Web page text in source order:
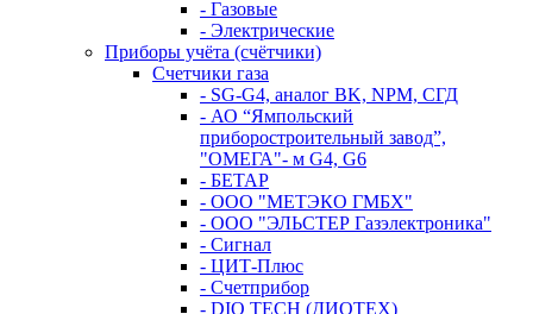
- Газовые
- Электрические
Приборы учёта (счётчики)
Счетчики газа
- SG-G4, аналог BK, NPM, СГД
- АО “Ямпольский
приборостроительный завод”,
"ОМЕГА"- м G4, G6
- БЕТАР
- ООО "МЕТЭКО ГМБХ"
- ООО "ЭЛЬСТЕР Газэлектроника"
- Сигнал
- ЦИТ-Плюс
- Счетприбор
- DIO TECH (ДИОТЕХ)